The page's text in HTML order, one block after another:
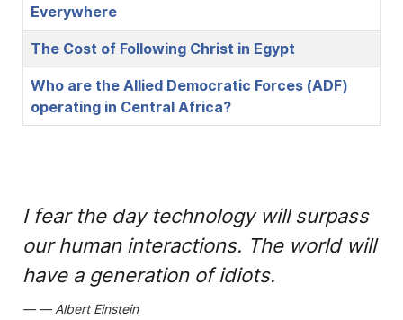
Everywhere
The Cost of Following Christ in Egypt
Who are the Allied Democratic Forces (ADF)
operating in Central Africa?
I fear the day technology will surpass
our human interactions. The world will
have a generation of idiots.
Albert Einstein